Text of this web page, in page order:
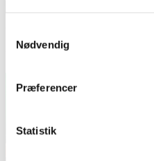
Nødvendig
Præferencer
Statistik
Vi har video præsentation af alle